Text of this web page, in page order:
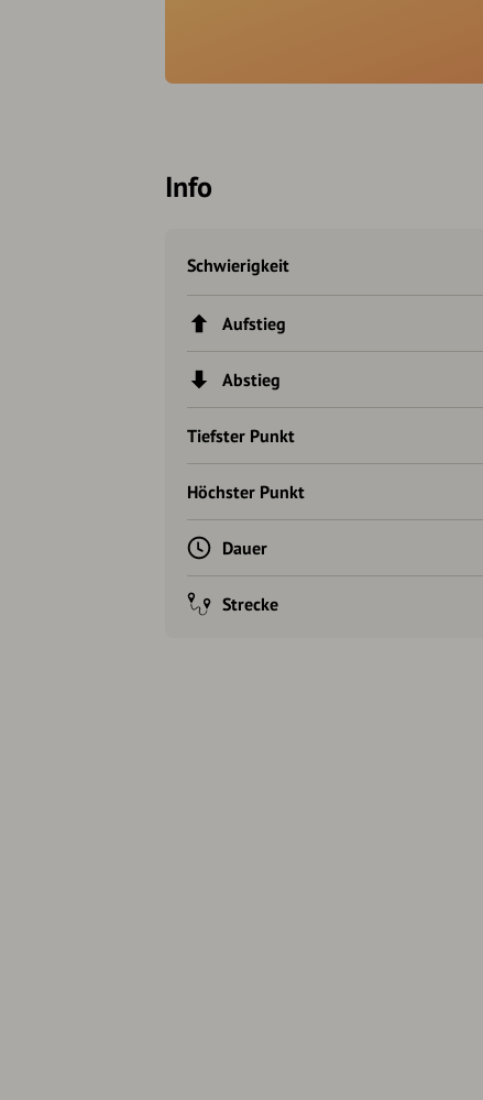
Info
Schwierigkeit
Aufstieg
Abstieg
Tiefster Punkt
Höchster Punkt
Dauer
Strecke